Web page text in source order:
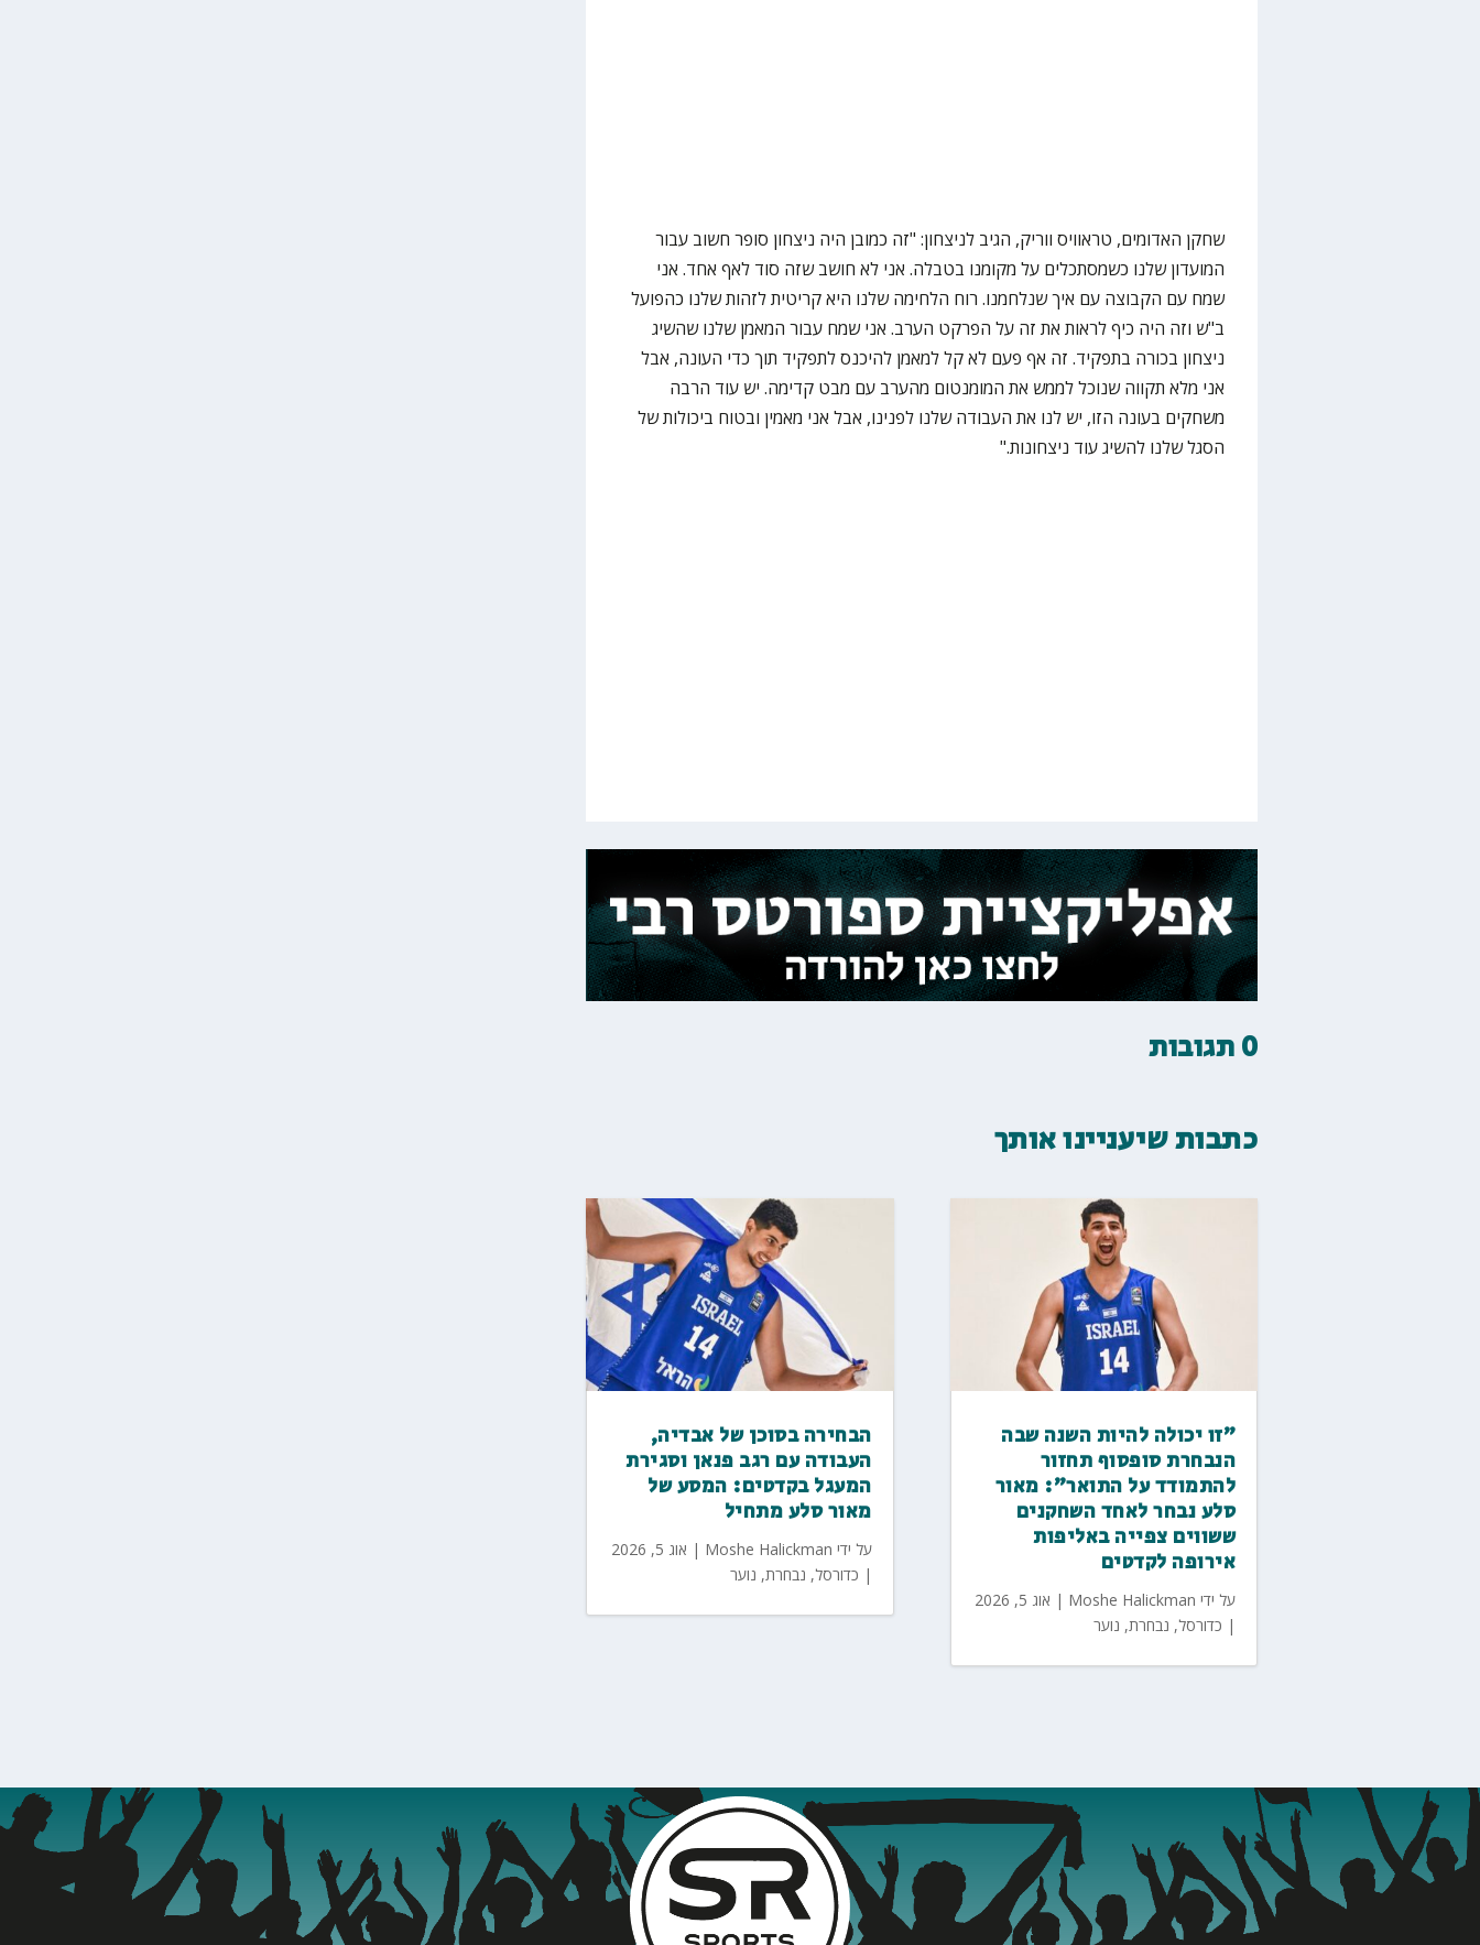
שחקן האדומים, טראוויס ווריק, הגיב לניצחון: "זה כמובן היה ניצחון סופר חשוב עבור
המועדון שלנו כשמסתכלים על מקומנו בטבלה. אני לא חושב שזה סוד לאף אחד. אני
שמח עם הקבוצה עם איך שנלחמנו. רוח הלחימה שלנו היא קריטית לזהות שלנו כהפועל
ב"ש וזה היה כיף לראות את זה על הפרקט הערב. אני שמח עבור המאמן שלנו שהשיג
ניצחון בכורה בתפקיד. זה אף פעם לא קל למאמן להיכנס לתפקיד תוך כדי העונה, אבל
אני מלא תקווה שנוכל לממש את המומנטום מהערב עם מבט קדימה. יש עוד הרבה
משחקים בעונה הזו, יש לנו את העבודה שלנו לפנינו, אבל אני מאמין ובטוח ביכולות של
הסגל שלנו להשיג עוד ניצחונות."
0 תגובות
כתבות שיעניינו אותך
הבחירה בסוכן של אבדיה,
העבודה עם רגב פנאן וסגירת
המעגל בקדטים: המסע של
מאור סלע מתחיל
על ידי Moshe Halickman
| אוג 5, 2026
| כדורסל, נבחרת, נוער
"זו יכולה להיות השנה שבה
הנבחרת סופסוף תחזור
להתמודד על התואר": מאור
סלע נבחר לאחד השחקנים
ששווים צפייה באליפות
אירופה לקדטים
על ידי Moshe Halickman
| אוג 5, 2026
| כדורסל, נבחרת, נוער